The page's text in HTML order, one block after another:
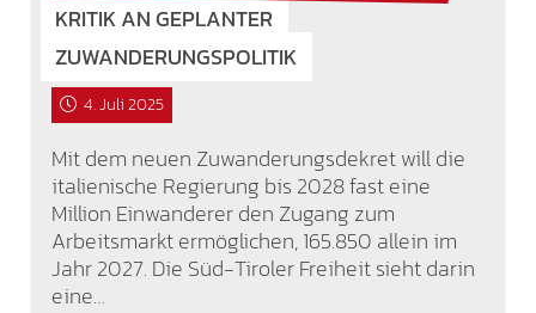
KRITIK AN GEPLANTER
ZUWANDERUNGSPOLITIK
4. Juli 2025
Mit dem neuen Zuwanderungsdekret will die
italienische Regierung bis 2028 fast eine
Million Einwanderer den Zugang zum
Arbeitsmarkt ermöglichen, 165.850 allein im
Jahr 2027. Die Süd-Tiroler Freiheit sieht darin
eine…